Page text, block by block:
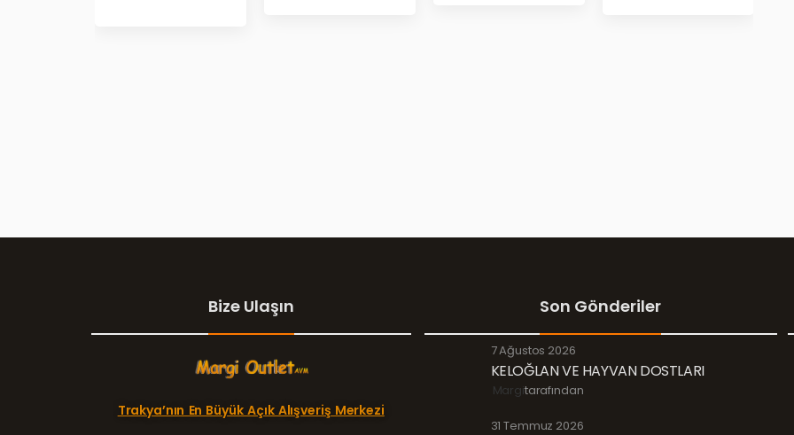
Bize Ulaşın
Trakya’nın En Büyük Açık Alışveriş Merkezi
Son Gönderiler
7 Ağustos 2026
KELOĞLAN VE HAYVAN DOSTLARI
Margitarafından
31 Temmuz 2026